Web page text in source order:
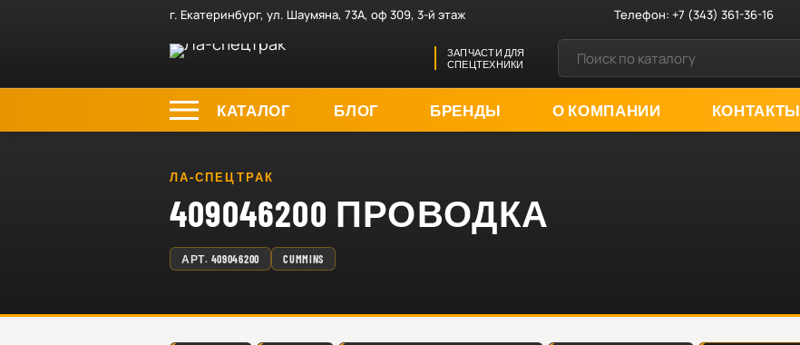
г. Екатеринбург, ул. Шаумяна, 73А, оф 309, 3-й этаж Телефон:+7 (343) 361-36-16
ЗАПЧАСТИ ДЛЯ
СПЕЦТЕХНИКИ
КАТАЛОГ БЛОГ БРЕНДЫ О КОМПАНИИ КОНТАКТЫ
ЛА-СПЕЦТРАК
409046200 ПРОВОДКА
АРТ. 409046200 CUMMINS